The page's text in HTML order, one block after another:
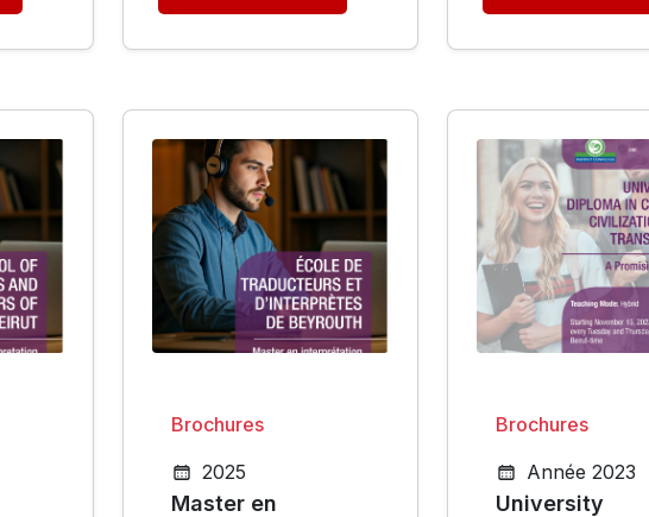
Brochures
2025
Master en
Brochures
Année 2023
University